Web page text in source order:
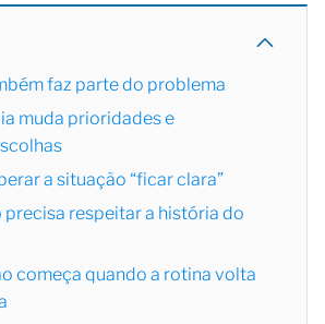
faz parte do problema
muda prioridades e
a situação “ficar clara”
precisa respeitar a história do
começa quando a rotina volta